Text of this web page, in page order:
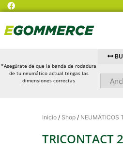
*Asegúrate de que la banda de rodadura
de tu neumático actual tengas las
dimensiones correctas
Inicio / Shop / NEUMÁTICOS
TRICONTACT